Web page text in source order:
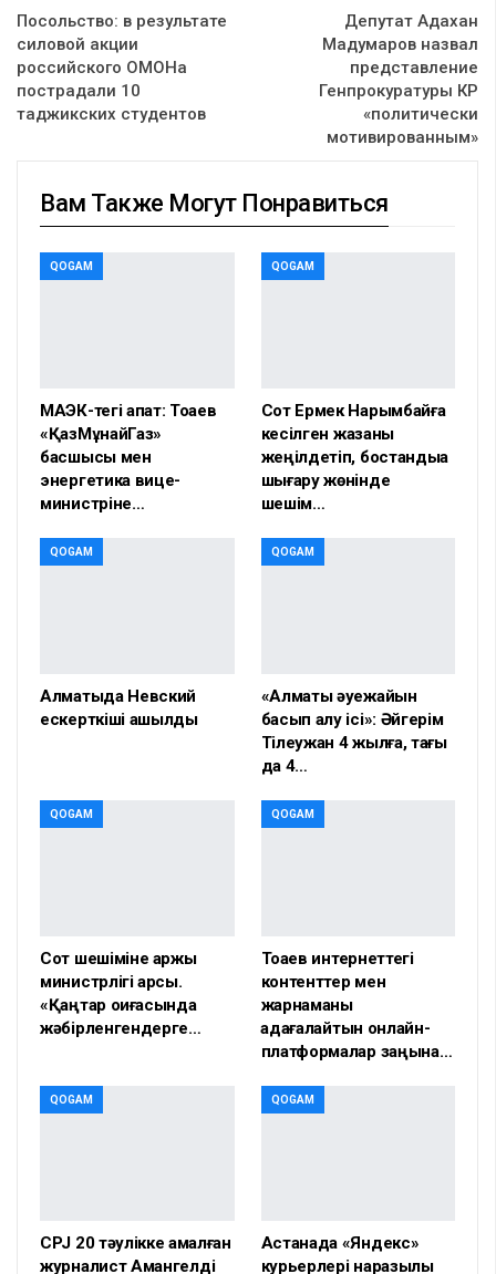
Посольство: в результате
силовой акции
российского ОМОНа
пострадали 10
таджикских студентов
Депутат Адахан
Мадумаров назвал
представление
Генпрокуратуры КР
«политически
мотивированным»
Вам Также Могут Понравиться
QOGAM
МАЭК-тегі апат: Тоқаев
«ҚазМұнайГаз»
басшысы мен
энергетика вице-
министріне…
QOGAM
Сот Ермек Нарымбайға
кесілген жазаны
жеңілдетіп, бостандыққа
шығару жөнінде
шешім…
QOGAM
Алматыда Невский
ескерткіші ашылды
QOGAM
«Алматы әуежайын
басып алу ісі»: Әйгерім
Тілеужан 4 жылға, тағы
да 4…
QOGAM
Сот шешіміне қаржы
министрлігі қарсы.
«Қаңтар оқиғасында
жәбірленгендерге…
QOGAM
Тоқаев интернеттегі
контенттер мен
жарнаманы
қадағалайтын онлайн-
платформалар заңына…
QOGAM
CPJ 20 тәулікке қамалған
журналист Амангелді
QOGAM
Астанада «Яндекс»
курьерлері наразылық